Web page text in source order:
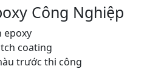
Công Nghiệp
epoxy
coating
trước thi công